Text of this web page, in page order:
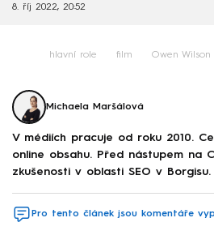
8. říj 2022, 20:52
hlavní role film Owen Wilson
Michaela Maršálová
V médiích pracuje od roku 2010.
online obsahu. Před nástupem na
zkušenosti v oblasti SEO v Borgisu.
Pro tento článek jsou komentáře